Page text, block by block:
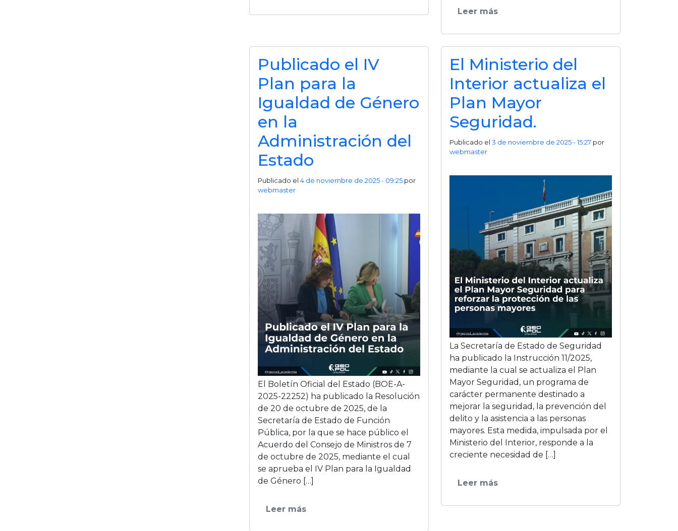
Leer más
Publicado el IV
Plan para la
Igualdad de Género
en la
Administración del
Estado
Publicado el 4 de noviembre de 2025 - 09:25 por
webmaster
El Boletín Oficial del Estado (BOE-A-
2025-22252) ha publicado la Resolución
de 20 de octubre de 2025, de la
Secretaría de Estado de Función
Pública, por la que se hace público el
Acuerdo del Consejo de Ministros de 7
de octubre de 2025, mediante el cual
se aprueba el IV Plan para la Igualdad
de Género […]
Leer más
El Ministerio del
Interior actualiza el
Plan Mayor
Seguridad.
Publicado el 3 de noviembre de 2025 - 15:27 por
webmaster
La Secretaría de Estado de Seguridad
ha publicado la Instrucción 11/2025,
mediante la cual se actualiza el Plan
Mayor Seguridad, un programa de
carácter permanente destinado a
mejorar la seguridad, la prevención del
delito y la asistencia a las personas
mayores. Esta medida, impulsada por el
Ministerio del Interior, responde a la
creciente necesidad de […]
Leer más